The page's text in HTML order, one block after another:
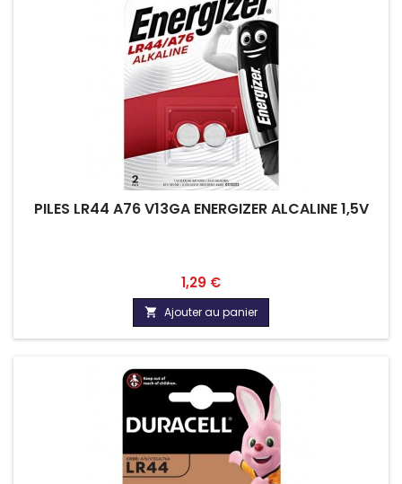
PILES LR44 A76 V13GA ENERGIZER ALCALINE 1,5V
Prix
1,29 €
 Ajouter au panier